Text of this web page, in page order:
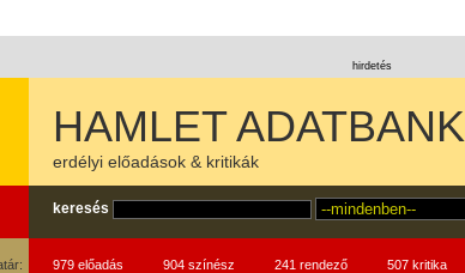
hirdetés
HAMLET ADATBANK
erdélyi előadások & kritikák
keresés
979 előadás 904 színész 241 rendező 507 kritika